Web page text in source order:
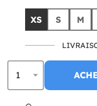
XS S M